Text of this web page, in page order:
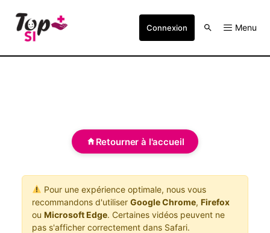
Connexion Menu
Retourner à l'accueil
Pour une expérience optimale, nous vous
recommandons d'utiliser Google Chrome, Firefox
ou Microsoft Edge. Certaines vidéos peuvent ne
pas s'afficher correctement dans Safari.